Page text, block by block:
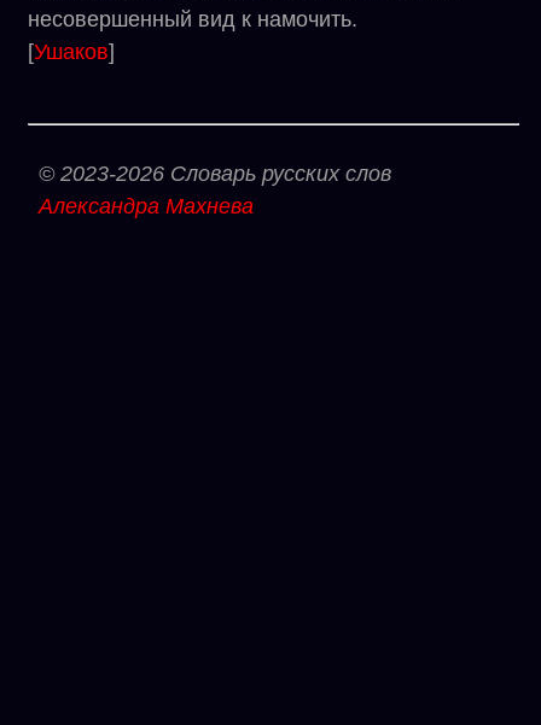
несовершенный вид к намочить.
[Ушаков]
© 2023-2026 Словарь русских слов
Александра Махнева